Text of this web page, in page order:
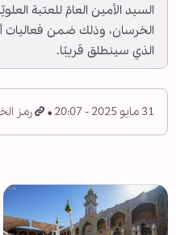
السيد الأمين العامّ للعتبة
الخرسان، وذلك ضمن فعاليات
الذي سينطلق قريبًا.
31 مايو 2025 - 20:07 رمز الخبر: